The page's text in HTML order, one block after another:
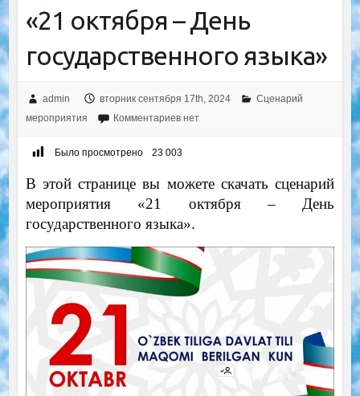
«21 октября – День
государственного языка»
admin вторник сентября 17th, 2024
Сценарий
мероприятия
Комментариев нет
Было просмотрено 23 003
В этой странице вы можете скачать сценарий
мероприятия «21 октября – День
государственного языка».